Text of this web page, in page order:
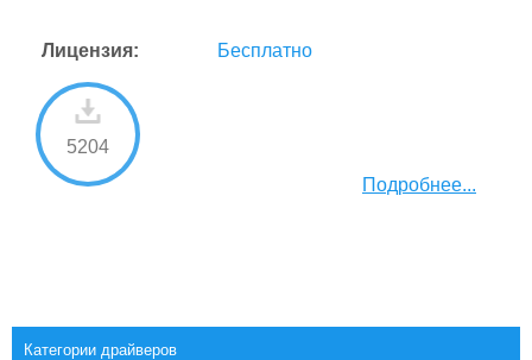
Категории драйверов
Лицензия: Бесплатно
5204
Подробнее...